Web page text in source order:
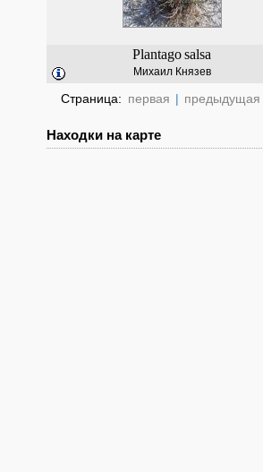
Plantagosalsa
Михаил Князев
Страница: первая | предыдущая
Находки на карте